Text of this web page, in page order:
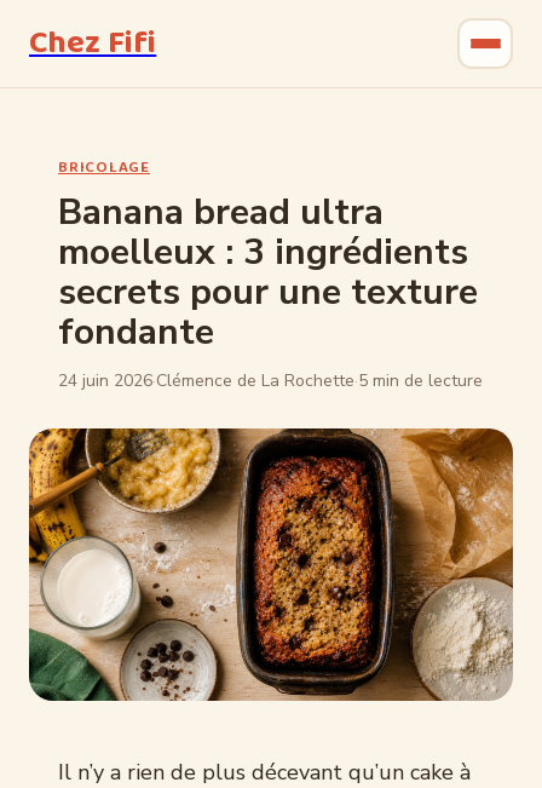
Chez Fifi
Bricolage
Jardinage
Maison & Déco
BRICOLAGE
Banana bread ultra
moelleux : 3 ingrédients
secrets pour une texture
fondante
24 juin 2026·Clémence de La Rochette·5 min de lecture
Il n’y a rien de plus décevant qu’un cake à